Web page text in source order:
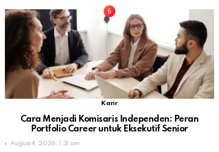
Karir
Cara Menjadi Komisaris Independen: Peran
Portfolio Career untuk Eksekutif Senior
August 4, 2026, 1:31 am